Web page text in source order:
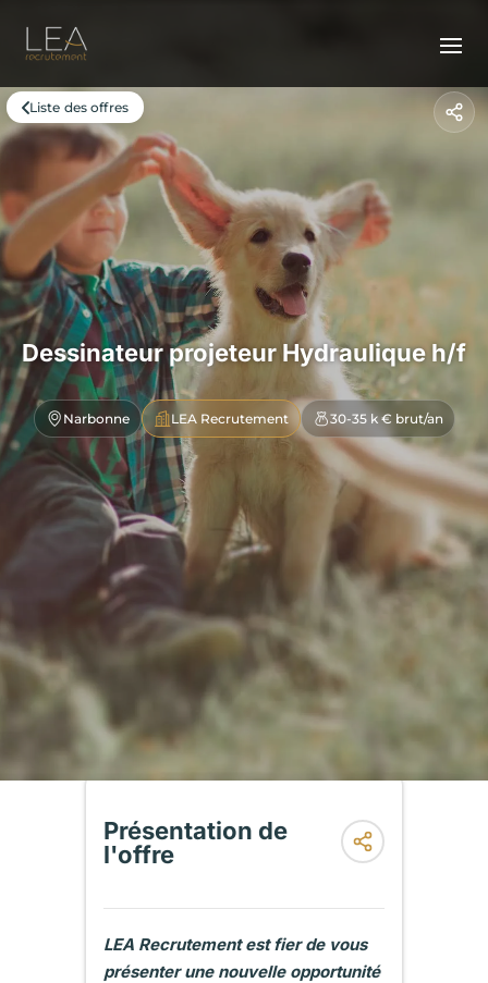
Liste des offres
Dessinateur projeteur Hydraulique h/f
Narbonne LEA Recrutement 30-35 k € brut/an
Présentation de
l'offre
LEA Recrutement est fier de vous
présenter une nouvelle opportunité